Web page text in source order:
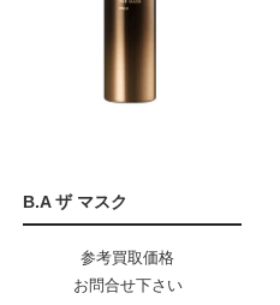
B.A ザ マスク
参考買取価格
お問合せ下さい